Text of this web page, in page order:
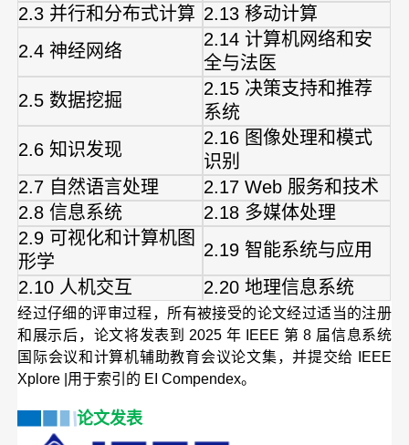
2.3 并行和分布式计算 2.13 移动计算
2.4 神经网络
2.14 计算机网络和安
全与法医
2.5 数据挖掘
2.15 决策支持和推荐
系统
2.6 知识发现
2.16 图像处理和模式
识别
2.7 自然语言处理
2.17 Web 服务和技术
2.8 信息系统
2.18 多媒体处理
2.9 可视化和计算机图
形学
2.19 智能系统与应用
2.10 人机交互
2.20 地理信息系统
经过仔细的评审过程，所有被接受的论文经过适当的注册
和展示后，论文将发表到 2025 年 IEEE 第 8 届信息系统
国际会议和计算机辅助教育会议论文集，并提交给 IEEE
Xplore |用于索引的 EI Compendex。
论文发表